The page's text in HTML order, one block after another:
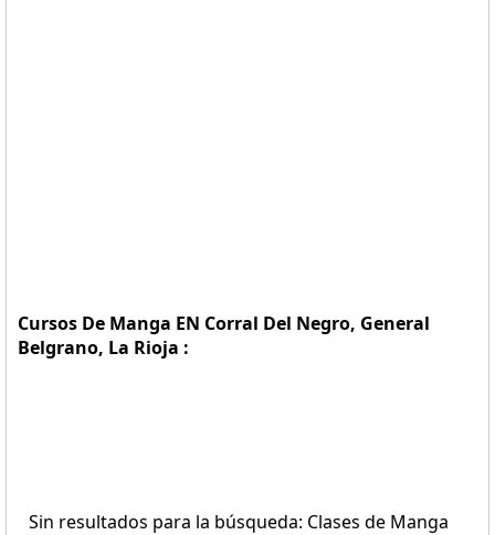
Cursos De Manga EN Corral Del Negro, General
Belgrano, La Rioja :
Sin resultados para la búsqueda: Clases de Manga